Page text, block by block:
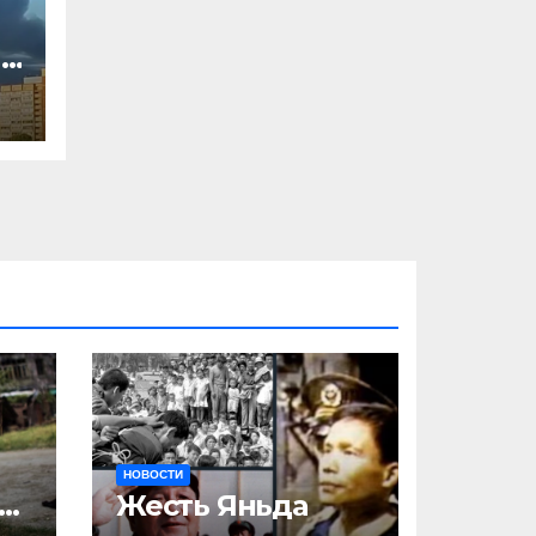
НОВОСТИ
Жесть Яньда